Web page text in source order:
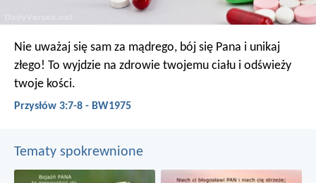
Nie uważaj się sam za mądrego, bój się Pana i unikaj
złego! To wyjdzie na zdrowie twojemu ciału i odświeży
twoje kości.
Przysłów 3:7-8 - BW1975
Tematy spokrewnione